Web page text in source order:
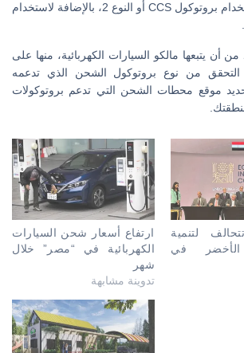
يسمح لها بالشحن باستخدام بروتوكول CCS أو النوع 2، بالإضافة لاستخدام
أن يتبعها مالكو السيارات الكهربائية، منها على
من نوع بروتوكول الشحن الذي تدعمه
موقع محطات الشحن التي تدعم بروتوكولات
ارتفاع أسعار شحن السيارات
الكهربائية في “مصر” خلال
شهر
تدوينة مشابهة
لتنمية
الأخضر في